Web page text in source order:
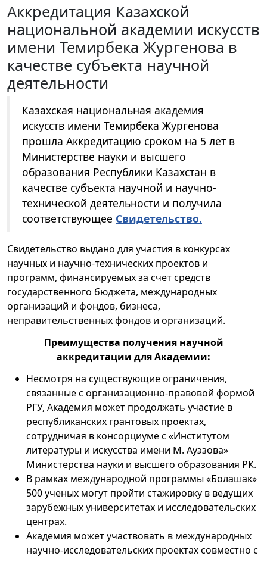
Аккредитация Казахской
национальной академии искусств
имени Темирбека Жургенова в
качестве субъекта научной
деятельности
Казахская национальная академия
искусств имени Темирбека Жургенова
прошла Аккредитацию сроком на 5 лет в
Министерстве науки и высшего
образования Республики Казахстан в
качестве субъекта научной и научно-
технической деятельности и получила
соответствующее Свидетельство.
Свидетельство выдано для участия в конкурсах
научных и научно-технических проектов и
программ, финансируемых за счет средств
государственного бюджета, международных
организаций и фондов, бизнеса,
неправительственных фондов и организаций.
Преимущества получения научной
аккредитации для Академии:
Несмотря на существующие ограничения,
связанные с организационно-правовой формой
РГУ, Академия может продолжать участие в
республиканских грантовых проектах,
сотрудничая в консорциуме с «Институтом
литературы и искусства имени М. Ауэзова»
Министерства науки и высшего образования РК.
В рамках международной программы «Болашак»
500 ученых могут пройти стажировку в ведущих
зарубежных университетах и исследовательских
центрах.
Академия может участвовать в международных
научно-исследовательских проектах совместно с